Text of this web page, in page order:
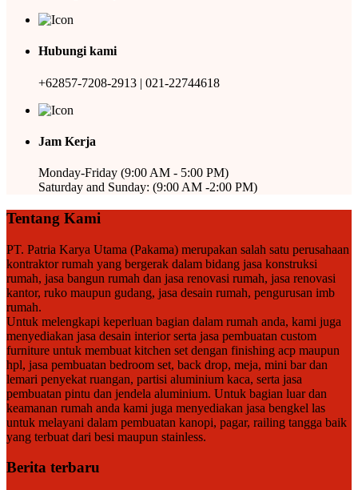
Hubungi kami
+62857-7208-2913 | 021-22744618
Jam Kerja
Monday-Friday (9:00 AM - 5:00 PM)
Saturday and Sunday: (9:00 AM -2:00 PM)
Tentang Kami
PT. Patria Karya Utama (Pakama) merupakan salah satu perusahaan
kontraktor rumah yang bergerak dalam bidang jasa konstruksi
rumah, jasa bangun rumah dan jasa renovasi rumah, jasa renovasi
kantor, ruko maupun gudang, jasa desain rumah, pengurusan imb
rumah.
Untuk melengkapi keperluan bagian dalam rumah anda, kami juga
menyediakan jasa desain interior serta jasa pembuatan custom
furniture untuk membuat kitchen set dengan finishing acp maupun
hpl, jasa pembuatan bedroom set, back drop, meja, mini bar dan
lemari penyekat ruangan, partisi aluminium kaca, serta jasa
pembuatan pintu dan jendela aluminium. Untuk bagian luar dan
keamanan rumah anda kami juga menyediakan jasa bengkel las
untuk melayani dalam pembuatan kanopi, pagar, railing tangga baik
yang terbuat dari besi maupun stainless.
Berita terbaru